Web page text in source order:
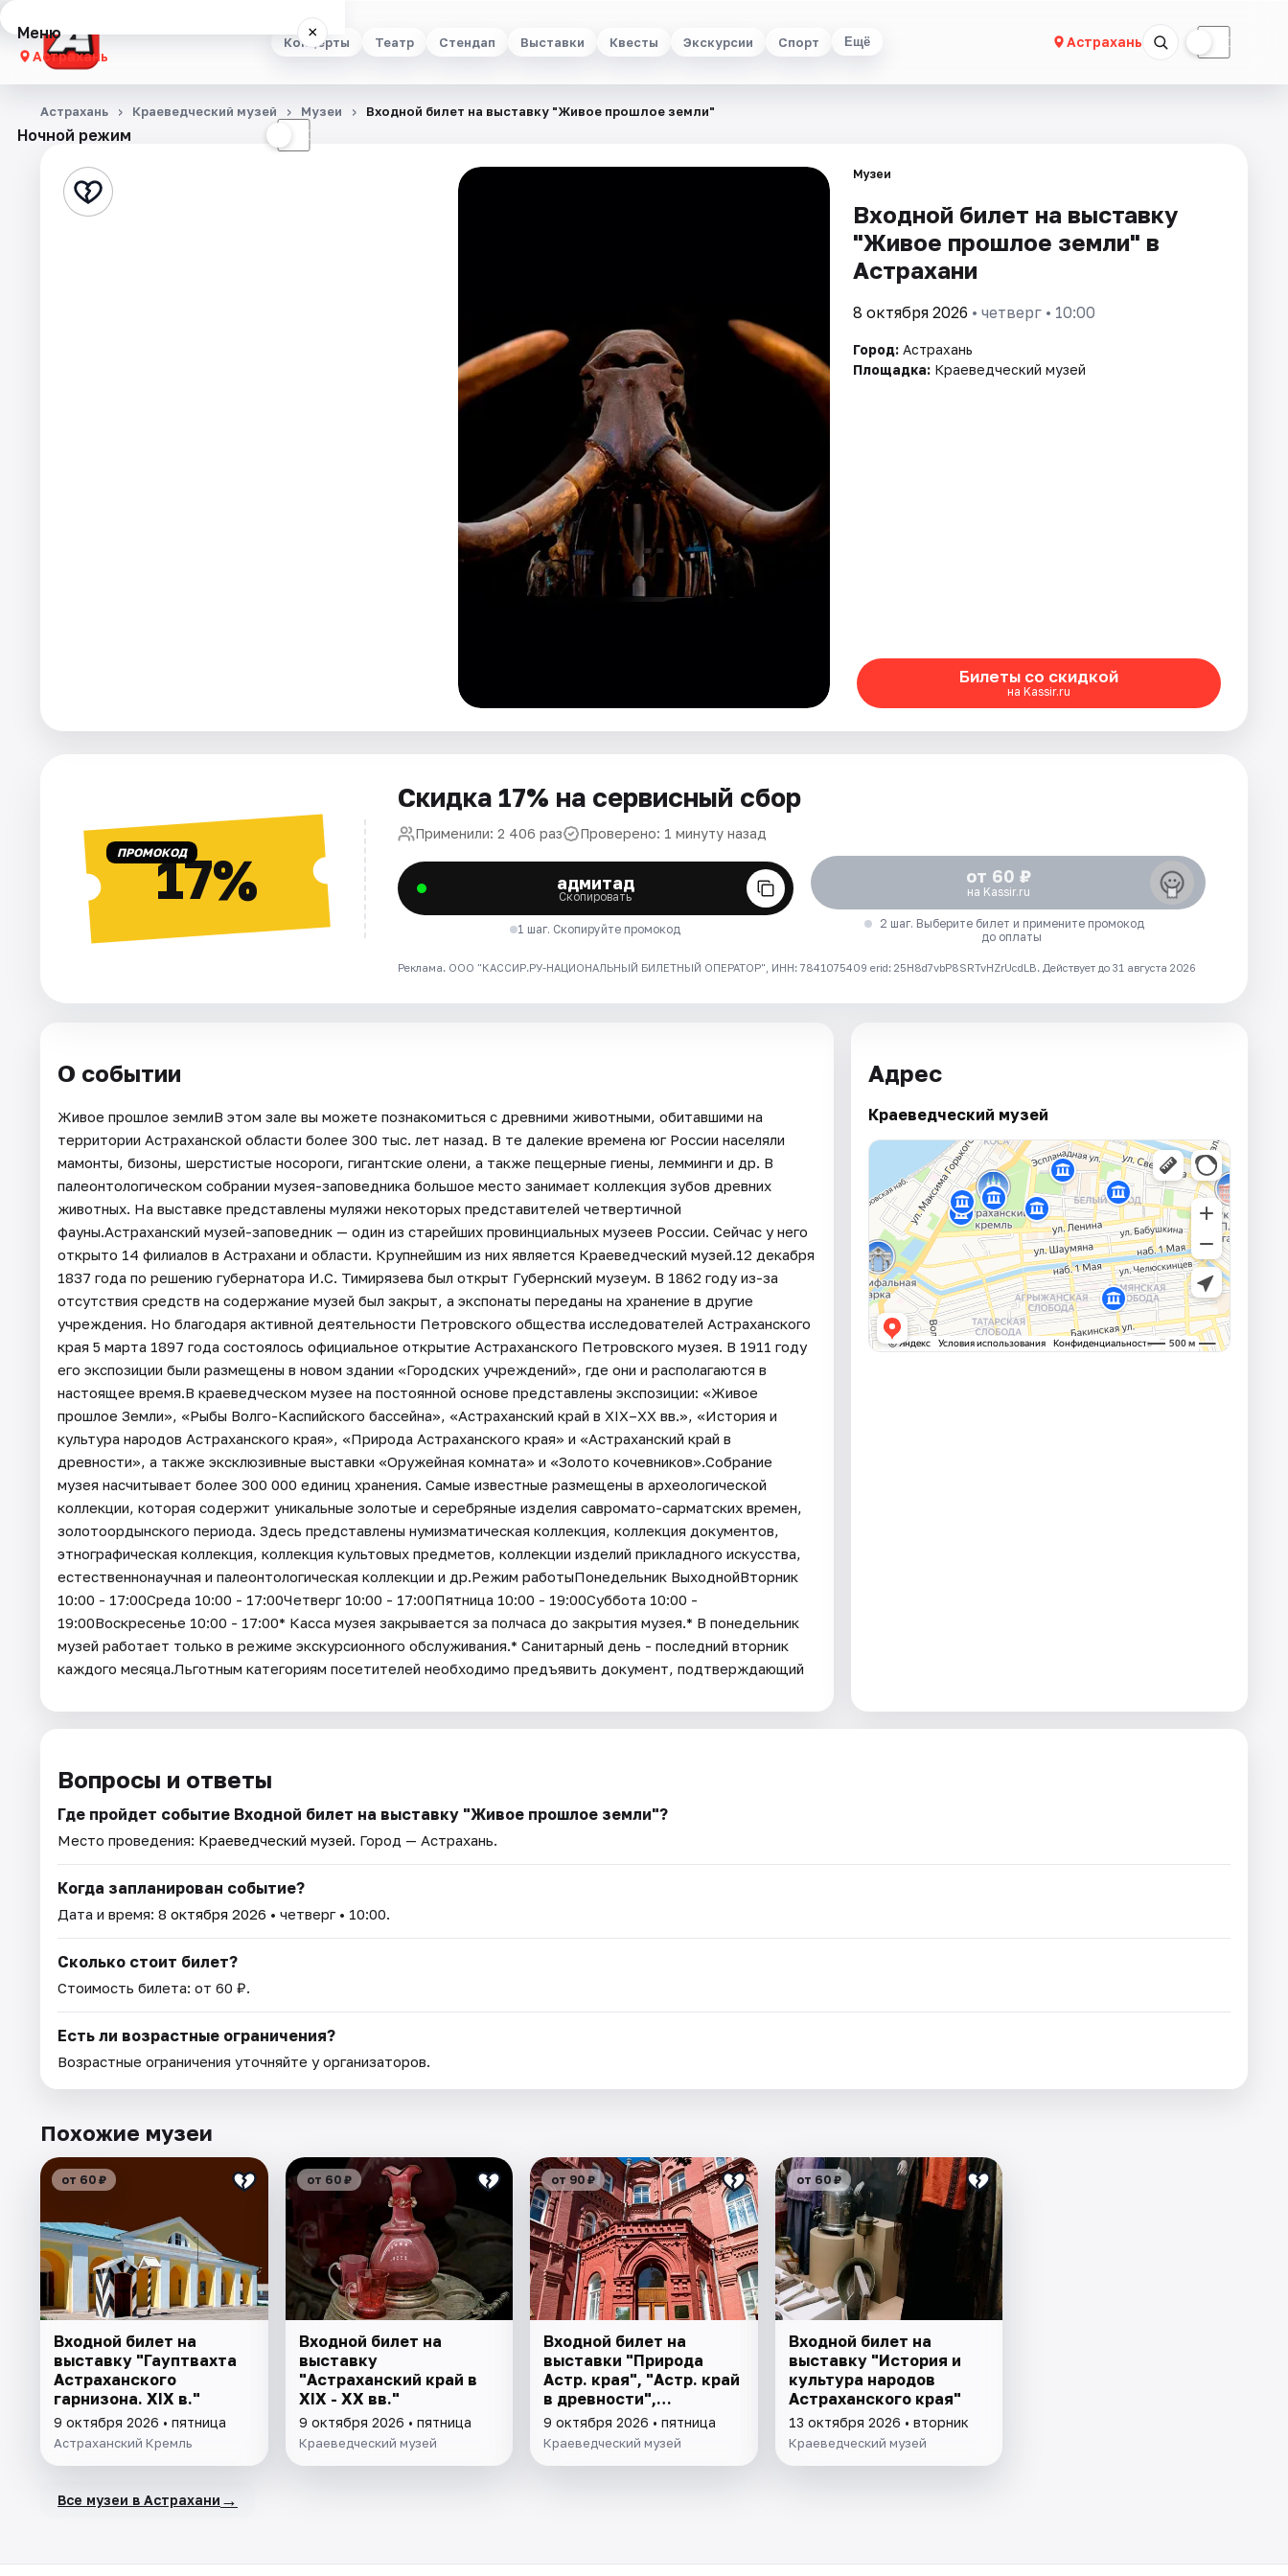
Концерты Театр Стендап Выставки Квесты Экскурсии Спорт Ещё Астрахань ☾
Меню ×
Астрахань
Концерты
Стендап
Ночной режим ☾
Астрахань Краеведческий музей Музеи Входной билет на выставку "Живое прошлое земли"
Музеи
Входной билет на выставку
"Живое прошлое земли" в
Астрахани
8 октября 2026 • четверг • 10:00
Город: Астрахань
Площадка: Краеведческий музей
Билеты со скидкой
на Kassir.ru
ПРОМОКОД17%
Скидка 17% на сервисный сбор
Применили: 2 406 раз Проверено: 1 минуту назад
адмитад
Скопировать
1 шаг. Скопируйте промокод
от 60 ₽
на Kassir.ru
2 шаг. Выберите билет и примените промокод
до оплаты
Реклама. ООО "КАССИР.РУ-НАЦИОНАЛЬНЫЙ БИЛЕТНЫЙ ОПЕРАТОР", ИНН: 7841075409 erid: 25H8d7vbP8SRTvHZrUcdLB. Действует до 31 августа 2026
О событии
Живое прошлое землиВ этом зале вы можете познакомиться с древними животными, обитавшими на
территории Астраханской области более 300 тыс. лет назад. В те далекие времена юг России населяли
мамонты, бизоны, шерстистые носороги, гигантские олени, а также пещерные гиены, лемминги и др. В
палеонтологическом собрании музея-заповедника большое место занимает коллекция зубов древних
животных. На выставке представлены муляжи некоторых представителей четвертичной
фауны.Астраханский музей-заповедник — один из старейших провинциальных музеев России. Сейчас у него
открыто 14 филиалов в Астрахани и области. Крупнейшим из них является Краеведческий музей.12 декабря
1837 года по решению губернатора И.С. Тимирязева был открыт Губернский музеум. В 1862 году из-за
отсутствия средств на содержание музей был закрыт, а экспонаты переданы на хранение в другие
учреждения. Но благодаря активной деятельности Петровского общества исследователей Астраханского
края 5 марта 1897 года состоялось официальное открытие Астраханского Петровского музея. В 1911 году
его экспозиции были размещены в новом здании «Городских учреждений», где они и располагаются в
настоящее время.В краеведческом музее на постоянной основе представлены экспозиции: «Живое
прошлое Земли», «Рыбы Волго-Каспийского бассейна», «Астраханский край в XIX–XX вв.», «История и
культура народов Астраханского края», «Природа Астраханского края» и «Астраханский край в
древности», а также эксклюзивные выставки «Оружейная комната» и «Золото кочевников».Собрание
музея насчитывает более 300 000 единиц хранения. Самые известные размещены в археологической
коллекции, которая содержит уникальные золотые и серебряные изделия савромато-сарматских времен,
золотоордынского периода. Здесь представлены нумизматическая коллекция, коллекция документов,
этнографическая коллекция, коллекция культовых предметов, коллекции изделий прикладного искусства,
естественнонаучная и палеонтологическая коллекции и др.Режим работыПонедельник ВыходнойВторник
10:00 - 17:00Среда 10:00 - 17:00Четверг 10:00 - 17:00Пятница 10:00 - 19:00Суббота 10:00 -
19:00Воскресенье 10:00 - 17:00* Касса музея закрывается за полчаса до закрытия музея.* В понедельник
музей работает только в режиме экскурсионного обслуживания.* Санитарный день - последний вторник
каждого месяца.Льготным категориям посетителей необходимо предъявить документ, подтверждающий
Адрес
Краеведческий музей
Вопросы и ответы
Где пройдет событие Входной билет на выставку "Живое прошлое земли"?
Место проведения: Краеведческий музей. Город — Астрахань.
Когда запланирован событие?
Дата и время: 8 октября 2026 • четверг • 10:00.
Сколько стоит билет?
Стоимость билета: от 60 ₽.
Есть ли возрастные ограничения?
Возрастные ограничения уточняйте у организаторов.
Похожие музеи
от 60 ₽
Входной билет на
выставку "Гауптвахта
Астраханского
гарнизона. XIX в."
9 октября 2026 • пятница
Астраханский Кремль
от 60 ₽
Входной билет на
выставку
"Астраханский край в
XIX - XX вв."
9 октября 2026 • пятница
Краеведческий музей
от 90 ₽
Входной билет на
выставки "Природа
Астр. края", "Астр. край
в древности",
"Заселение Астр. края"
9 октября 2026 • пятница
Краеведческий музей
от 60 ₽
Входной билет на
выставку "История и
культура народов
Астраханского края"
13 октября 2026 • вторник
Краеведческий музей
Все музеи в Астрахани →